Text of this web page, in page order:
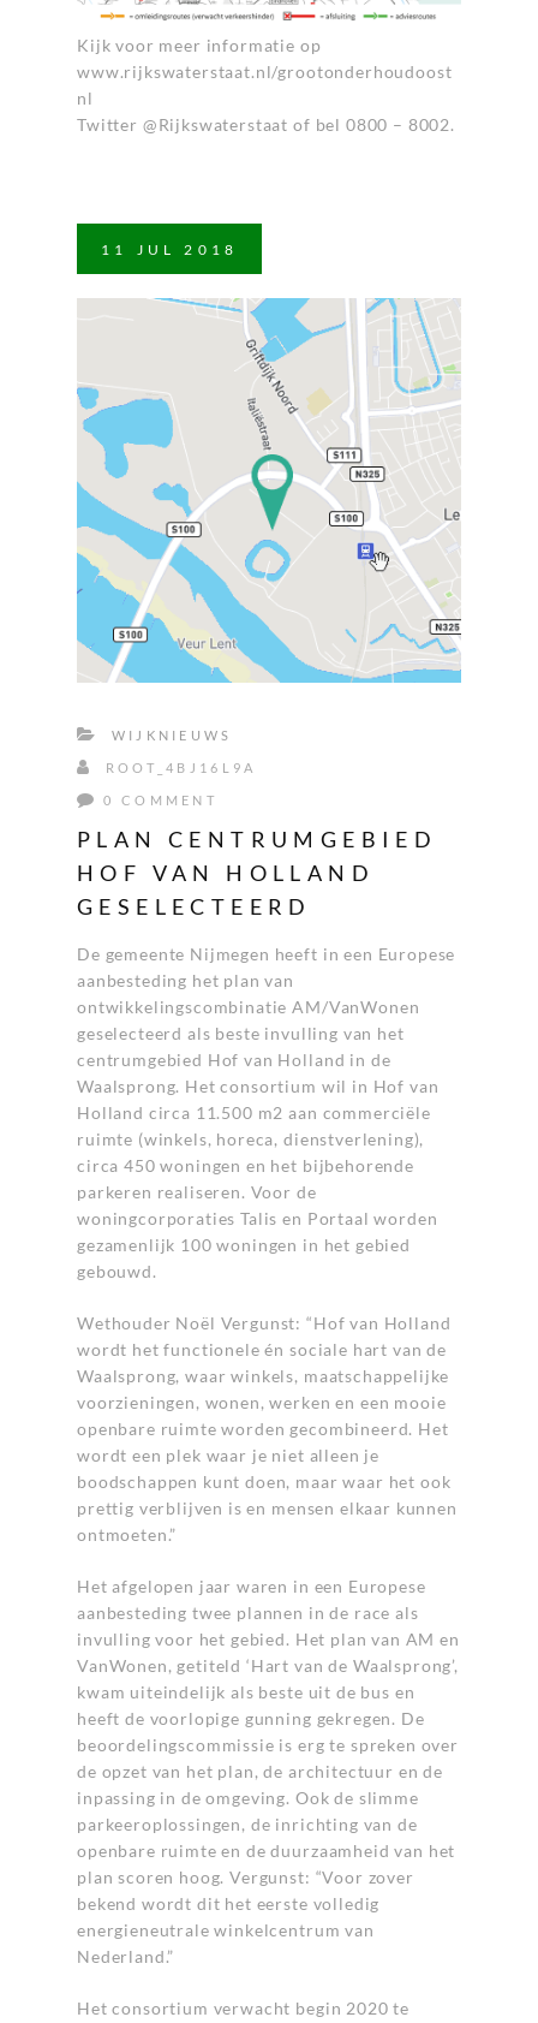
Kijk voor meer informatie op
www.rijkswaterstaat.nl/grootonderhoudoost
nl
Twitter @Rijkswaterstaat of bel 0800 – 8002.
11 JUL 2018
WIJKNIEUWS
ROOT_4BJ16L9A
0 COMMENT
PLAN CENTRUMGEBIED
HOF VAN HOLLAND
GESELECTEERD
De gemeente Nijmegen heeft in een Europese
aanbesteding het plan van
ontwikkelingscombinatie AM/VanWonen
geselecteerd als beste invulling van het
centrumgebied Hof van Holland in de
Waalsprong. Het consortium wil in Hof van
Holland circa 11.500 m2 aan commerciële
ruimte (winkels, horeca, dienstverlening),
circa 450 woningen en het bijbehorende
parkeren realiseren. Voor de
woningcorporaties Talis en Portaal worden
gezamenlijk 100 woningen in het gebied
gebouwd.
Wethouder Noël Vergunst: “Hof van Holland
wordt het functionele én sociale hart van de
Waalsprong, waar winkels, maatschappelijke
voorzieningen, wonen, werken en een mooie
openbare ruimte worden gecombineerd. Het
wordt een plek waar je niet alleen je
boodschappen kunt doen, maar waar het ook
prettig verblijven is en mensen elkaar kunnen
ontmoeten.”
Het afgelopen jaar waren in een Europese
aanbesteding twee plannen in de race als
invulling voor het gebied. Het plan van AM en
VanWonen, getiteld ‘Hart van de Waalsprong’,
kwam uiteindelijk als beste uit de bus en
heeft de voorlopige gunning gekregen. De
beoordelingscommissie is erg te spreken over
de opzet van het plan, de architectuur en de
inpassing in de omgeving. Ook de slimme
parkeeroplossingen, de inrichting van de
openbare ruimte en de duurzaamheid van het
plan scoren hoog. Vergunst: “Voor zover
bekend wordt dit het eerste volledig
energieneutrale winkelcentrum van
Nederland.”
Het consortium verwacht begin 2020 te